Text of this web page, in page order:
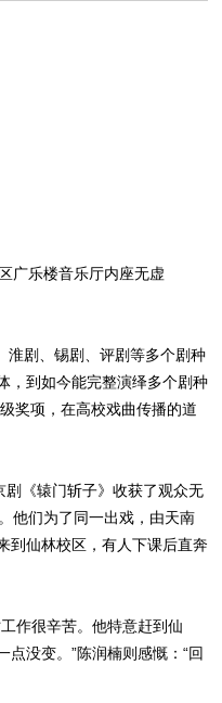
广乐楼音乐厅内座无虚
淮剧、锡剧、评剧等多个剧种
，到如今能完整演绎多个剧种
奖项，在高校戏曲传播的道
剧《辕门斩子》收获了观众无
他们为了同一出戏，由天南
到仙林校区，有人下课后直奔
作很辛苦。他特意赶到仙
没变。”陈润楠则感慨：“回